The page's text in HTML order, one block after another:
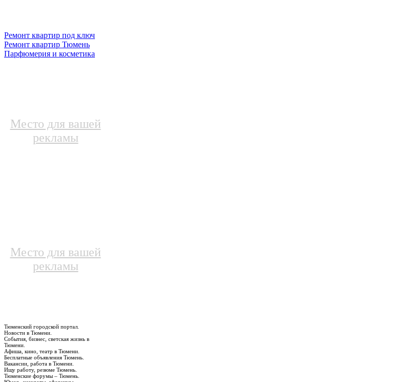
Ремонт квартир под ключ
Ремонт квартир Тюмень
Парфюмерия и косметика
Место для вашей
рекламы
Место для вашей
рекламы
Тюменский городской портал.
Новости в Тюмени.
События, бизнес, светская жизнь в
Тюмени.
Афиша, кино, театр в Тюмени.
Бесплатные объявления Тюмень.
Вакансии, работа в Тюмени.
Ищу работу, резюме Тюмень.
Тюменские форумы – Тюмень.